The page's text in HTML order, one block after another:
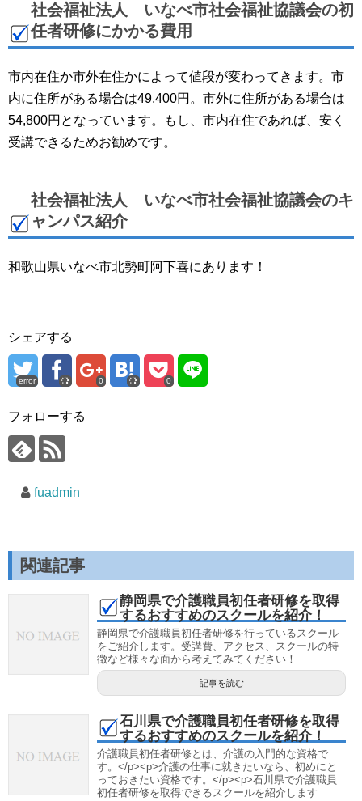
社会福祉法人 いなべ市社会福祉協議会の初
任者研修にかかる費用
市内在住か市外在住かによって値段が変わってきます。市
内に住所がある場合は49,400円。市外に住所がある場合は
54,800円となっています。もし、市内在住であれば、安く
受講できるためお勧めです。
社会福祉法人 いなべ市社会福祉協議会のキ
ャンパス紹介
和歌山県いなべ市北勢町阿下喜にあります！
シェアする
error 0 0
フォローする
fuadmin
関連記事
静岡県で介護職員初任者研修を取得
するおすすめのスクールを紹介！
静岡県で介護職員初任者研修を行っているスクール
をご紹介します。受講費、アクセス、スクールの特
徴など様々な面から考えてみてください！
記事を読む
石川県で介護職員初任者研修を取得
するおすすめのスクールを紹介！
介護職員初任者研修とは、介護の入門的な資格で
す。</p><p>介護の仕事に就きたいなら、初めにと
っておきたい資格です。</p><p>石川県で介護職員
初任者研修を取得できるスクールを紹介します